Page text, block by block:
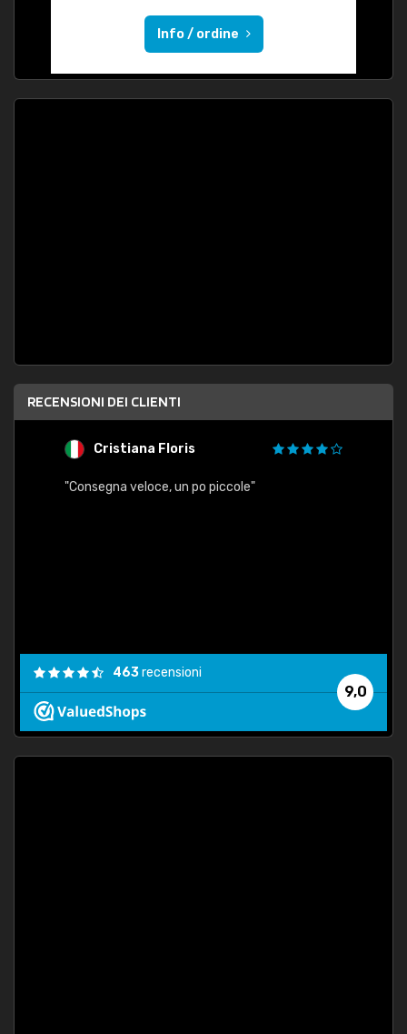
Info / ordine
RECENSIONI DEI CLIENTI
Cristiana Floris
"Consegna veloce, un po piccole"
9,0
463recensioni